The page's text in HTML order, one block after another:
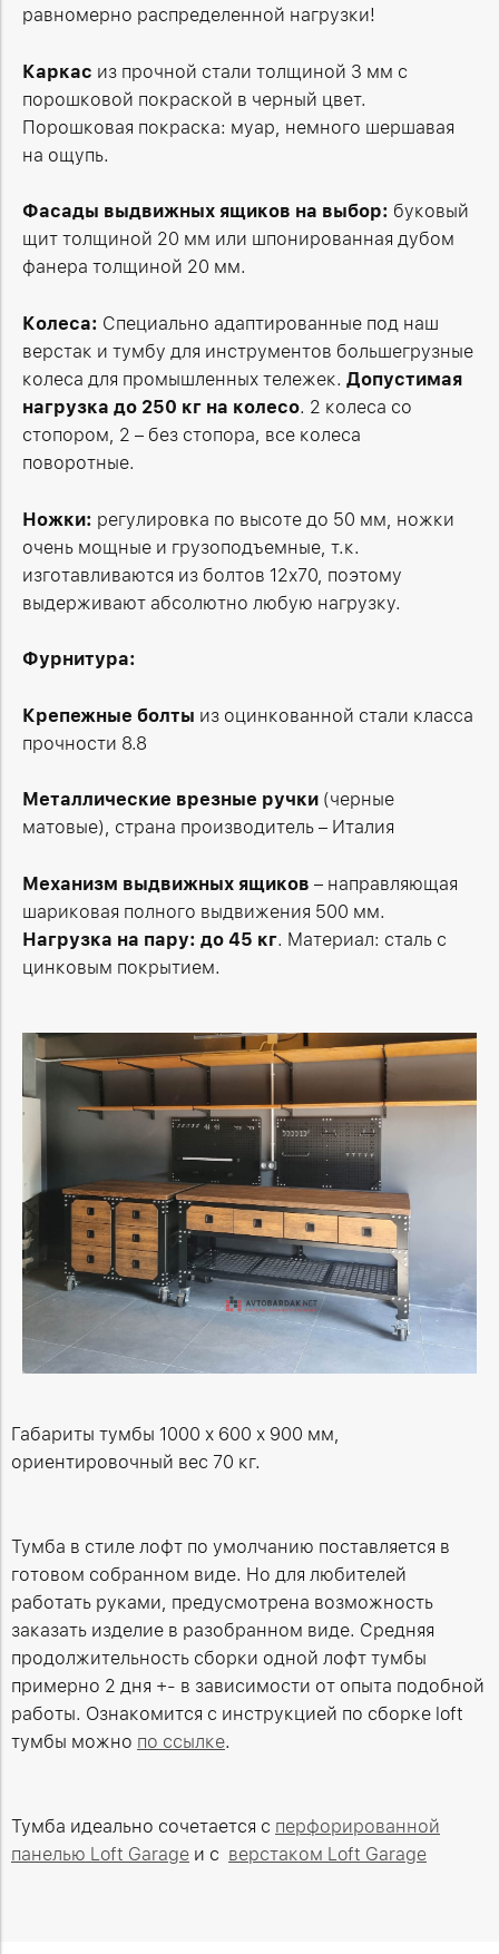
равномерно распределенной нагрузки!
Каркас из прочной стали толщиной 3 мм с
порошковой покраской в черный цвет.
Порошковая покраска: муар, немного шершавая
на ощупь.
Фасады выдвижных ящиков на выбор: буковый
щит толщиной 20 мм или шпонированная дубом
фанера толщиной 20 мм.
Колеса: Специально адаптированные под наш
верстак и тумбу для инструментов большегрузные
колеса для промышленных тележек. Допустимая
нагрузка до 250 кг на колесо. 2 колеса со
стопором, 2 – без стопора, все колеса
поворотные.
Ножки: регулировка по высоте до 50 мм, ножки
очень мощные и грузоподъемные, т.к.
изготавливаются из болтов 12х70, поэтому
выдерживают абсолютно любую нагрузку.
Фурнитура:
Крепежные болты из оцинкованной стали класса
прочности 8.8
Металлические врезные ручки (черные
матовые), страна производитель – Италия
Механизм выдвижных ящиков – направляющая
шариковая полного выдвижения 500 мм.
Нагрузка на пару: до 45 кг. Материал: сталь с
цинковым покрытием.
Габариты тумбы 1000 х 600 х 900 мм,
ориентировочный вес 70 кг.
Тумба в стиле лофт по умолчанию поставляется в
готовом собранном виде. Но для любителей
работать руками, предусмотрена возможность
заказать изделие в разобранном виде. Средняя
продолжительность сборки одной лофт тумбы
примерно 2 дня +- в зависимости от опыта подобной
работы. Ознакомится с инструкцией по сборке loft
тумбы можно по ссылке.
Тумба идеально сочетается с перфорированной
панелью Loft Garage и с верстаком Loft Garage